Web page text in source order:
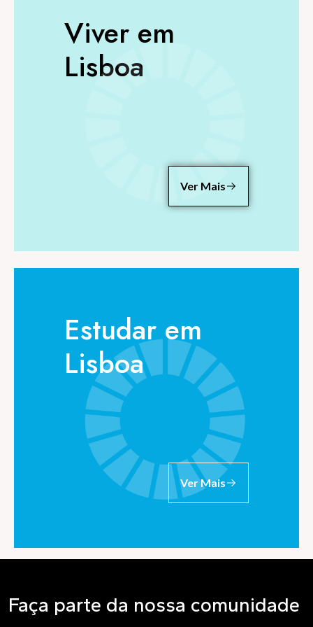
Viver em
Lisboa
Ver Mais
Estudar em
Lisboa
Ver Mais
Faça parte da nossa comunidade